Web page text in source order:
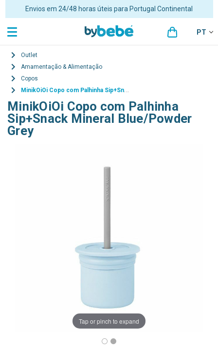
Portes grátis para encomendas superiores a 48€ para Portugal
Continental
PT
Outlet
Amamentação & Alimentação
Copos
MinikOiOi Copo com Palhinha Sip+Snack Mineral Blue/Powder Grey
MinikOiOi Copo com Palhinha
Sip+Snack Mineral Blue/Powder
Grey
Tap or pinch to expand